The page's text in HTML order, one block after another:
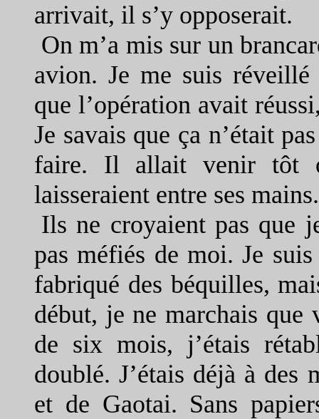
arrivait, il s’y opposerait.
On m’a mis sur un
avion. Je me suis
que l’opération avait
Je savais que ça n’était
faire. Il allait venir tôt
laisseraient entre ses mains.
Ils ne croyaient pas que
pas méfiés de moi. Je
fabriqué des béquilles,
début, je ne marchais
de six mois, j’étais
doublé. J’étais déjà à
et de Gaotai. Sans